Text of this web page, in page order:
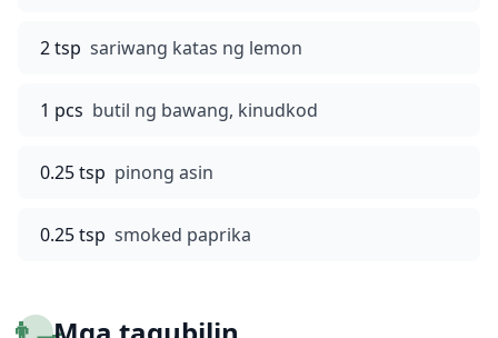
2 tsp sariwang katas ng lemon
1 pcs butil ng bawang, kinudkod
0.25 tsp pinong asin
0.25 tsp smoked paprika